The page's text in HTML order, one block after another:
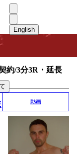
English
約/3分3R・延長
動画